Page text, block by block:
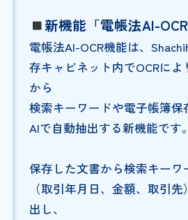
新機能「電帳法AI-
電帳法AI-OCR機能は、
存キャビネット内でOCRに
から
検索キーワードや電子帳簿保
AIで自動抽出する新機能です。
保存した文書から検索キーワ
（取引年月日、金額、取引
出し、